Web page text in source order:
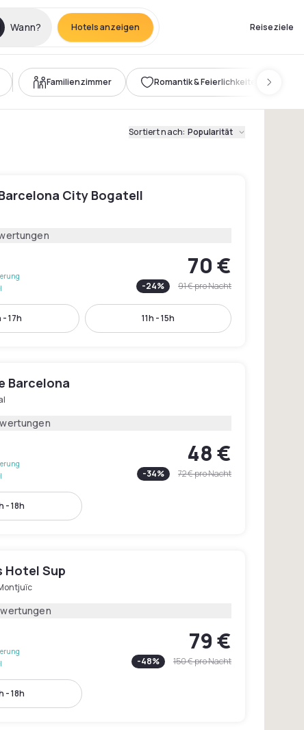
Wann? Hotels anzeigen Reiseziele
Familienzimmer Romantik & Feierlichkeiten
Sortiert nach: Popularität
City Bogatell
70 €
-24% 91 €pro Nacht
- 17h 11h - 15h
Barcelona
48 €
-34% 72 €pro Nacht
- 18h
Hotel Sup
79 €
-48% 150 €pro Nacht
- 18h